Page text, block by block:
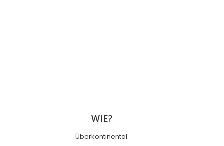
WIE?
Überkontinental.